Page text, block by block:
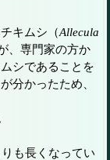
キムシ（Allecula
、専門家の方か
シであることを
分かったため、
も長くなってい